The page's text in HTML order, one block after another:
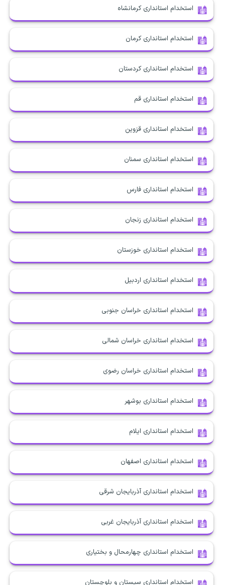
استخدام استانداری کرمانشاه
استخدام استانداری کرمان
استخدام استانداری کردستان
استخدام استانداری قم
استخدام استانداری قزوین
استخدام استانداری سمنان
استخدام استانداری فارس
استخدام استانداری زنجان
استخدام استانداری خوزستان
استخدام استانداری اردبیل
استخدام استانداری خراسان جنوبی
استخدام استانداری خراسان شمالی
استخدام استانداری خراسان رضوی
استخدام استانداری بوشهر
استخدام استانداری ایلام
استخدام استانداری اصفهان
استخدام استانداری آذربایجان شرقی
استخدام استانداری آذربایجان غربی
استخدام استانداری چهارمحال و بختیاری
استخدام استانداری سیستان و بلوچستان